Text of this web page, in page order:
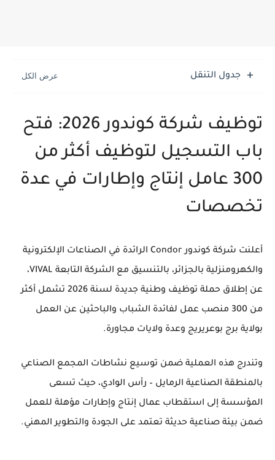
جدول التنقل
توظيف شركة كوندور 2026: فتح
باب التسجيل لتوظيف أكثر من
300 عامل إنتاج وإطارات في عدة
تخصصات
أعلنت شركة كوندور Condor
الرائدة في الصناعات الإلكترونية
والكهرومنزلية بالجزائر، بالتنسيق مع الشركة التابعة VIVAL،
عن إطلاق حملة توظيف وطنية جديدة لسنة 2026 تشمل أكثر
من 300 منصب عمل
لفائدة الشباب والباحثين عن العمل
بولاية برج بوعريريج وعدة ولايات مجاورة.
وتندرج هذه العملية ضمن توسيع نشاطات المجمع الصناعي
بالمنطقة الصناعية الرمايل – رأس الوادي، حيث تسعى
المؤسسة إلى استقطاب عمال إنتاج وإطارات مؤهلة للعمل
ضمن بيئة صناعية حديثة تعتمد على الجودة والتطوير المهني.